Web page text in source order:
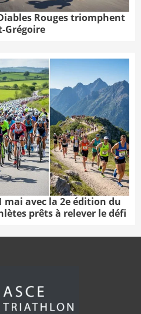
Rouges triomphent
Grégoire
mai avec la 2e édition du
prêts à relever le défi